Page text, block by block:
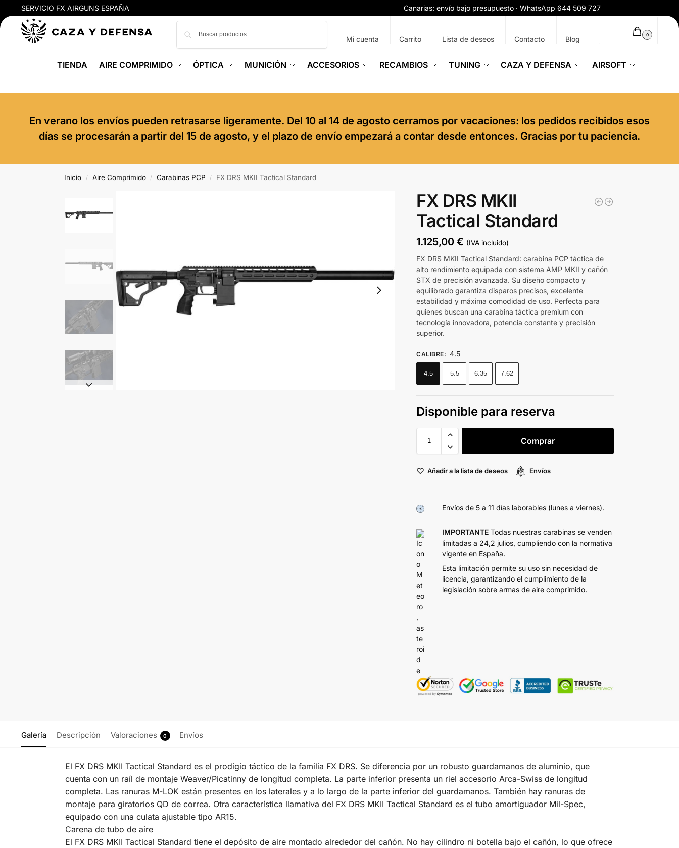
SERVICIO FX AIRGUNS ESPAÑA Canarias: envío bajo presupuesto · WhatsApp 644 509 727
Mi cuenta Carrito Lista de deseos Contacto Blog 0
TIENDA AIRE COMPRIMIDO ÓPTICA MUNICIÓN ACCESORIOS RECAMBIOS TUNING CAZA Y DEFENSA AIRSOFT
En verano los envíos pueden retrasarse ligeramente. Del 10 al 14 de agosto cerramos por vacaciones: los pedidos recibidos esos
días se procesarán a partir del 15 de agosto, y el plazo de envío empezará a contar desde entonces. Gracias por tu paciencia.
Inicio / Aire Comprimido / Carabinas PCP / FX DRS MKII Tactical Standard
FX DRS MKII
Tactical Standard
1.125,00€ (IVA incluido)
FX DRS MKII Tactical Standard: carabina PCP táctica de
alto rendimiento equipada con sistema AMP MKII y cañón
STX de precisión avanzada. Su diseño compacto y
equilibrado garantiza disparos precisos, excelente
estabilidad y máxima comodidad de uso. Perfecta para
quienes buscan una carabina táctica premium con
tecnología innovadora, potencia constante y precisión
superior.
CALIBRE: 4.5
4.5 5.5 6.35 7.62
Disponible para reserva
Comprar
Añadir a la lista de deseos Envíos
Envíos de 5 a 11 días laborables (lunes a viernes).
IMPORTANTE Todas nuestras carabinas se venden
limitadas a 24,2 julios, cumpliendo con la normativa
vigente en España.
Esta limitación permite su uso sin necesidad de
licencia, garantizando el cumplimiento de la
legislación sobre armas de aire comprimido.
Galería Descripción Valoraciones 0 Envíos
El FX DRS MKII Tactical Standard es el prodigio táctico de la familia FX DRS. Se diferencia por un robusto guardamanos de aluminio, que
cuenta con un raíl de montaje Weaver/Picatinny de longitud completa. La parte inferior presenta un riel accesorio Arca-Swiss de longitud
completa. Las ranuras M-LOK están presentes en los laterales y a lo largo de la parte inferior del guardamanos. También hay ranuras de
montaje para giratorios QD de correa. Otra característica llamativa del FX DRS MKII Tactical Standard es el tubo amortiguador Mil-Spec,
equipado con una culata ajustable tipo AR15.
Carena de tubo de aire
El FX DRS MKII Tactical Standard tiene el depósito de aire montado alrededor del cañón. No hay cilindro ni botella bajo el cañón, lo que ofrece